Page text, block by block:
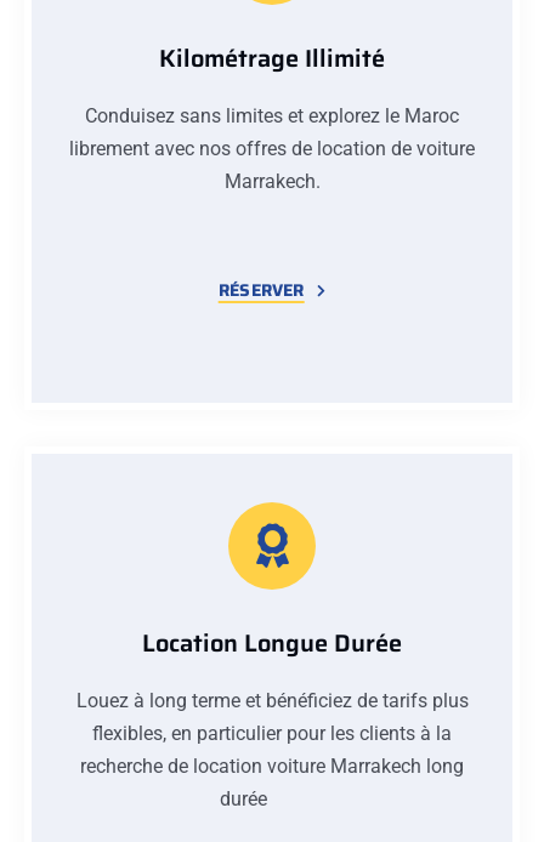
Kilométrage Illimité
Conduisez sans limites et explorez le Maroc
librement avec nos offres de location de voiture
Marrakech.
RÉSERVER
Location Longue Durée
Louez à long terme et bénéficiez de tarifs plus
flexibles, en particulier pour les clients à la
recherche de location voiture Marrakech long
durée